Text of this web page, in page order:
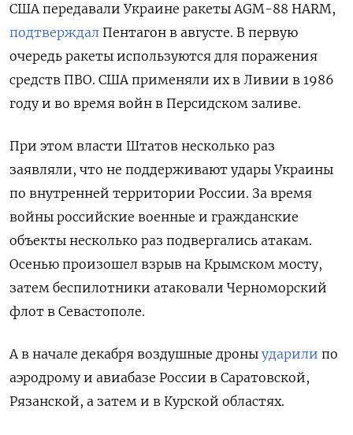
США передавали Украине ракеты AGM-88 HARM,
подтверждал Пентагон в августе. В первую
очередь ракеты используются для поражения
средств ПВО. США применяли их в Ливии в 1986
году и во время войн в Персидском заливе.
При этом власти Штатов несколько раз
заявляли, что не поддерживают удары Украины
по внутренней территории России. За время
войны российские военные и гражданские
объекты несколько раз подвергались атакам.
Осенью произошел взрыв на Крымском мосту,
затем беспилотники атаковали Черноморский
флот в Севастополе.
А в начале декабря воздушные дроны ударили по
аэродрому и авиабазе России в Саратовской,
Рязанской, а затем и в Курской областях.